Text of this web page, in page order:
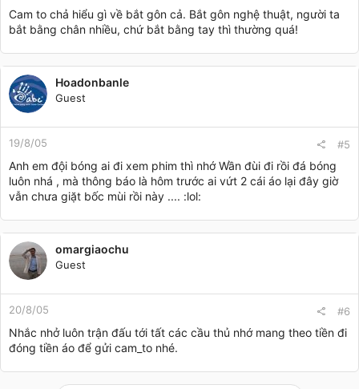
Cam to chả hiểu gì về bắt gôn cả. Bắt gôn nghệ thuật, người ta
bắt bằng chân nhiều, chứ bắt bằng tay thì thường quá!
Hoadonbanle
Guest
19/8/05 #5
Anh em đội bóng ai đi xem phim thì nhớ Wần đùi đi rồi đá bóng
luôn nhá , mà thông báo là hôm trước ai vứt 2 cái áo lại đây giờ
vẫn chưa giặt bốc mùi rồi này .... :lol:
omargiaochu
Guest
20/8/05 #6
Nhắc nhở luôn trận đấu tới tất các cầu thủ nhớ mang theo tiền đi
đóng tiền áo để gửi cam_to nhé.